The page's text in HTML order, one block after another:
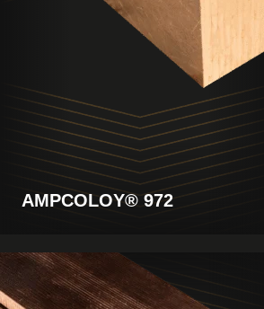
AMPCOLOY® 972
Visualizza
il